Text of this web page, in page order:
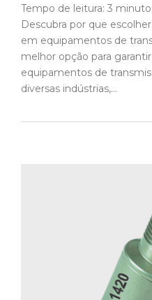
Tempo de leitura: 3
Descubra por que
em equipamentos de
melhor opção para
equipamentos de
diversas indústrias,...